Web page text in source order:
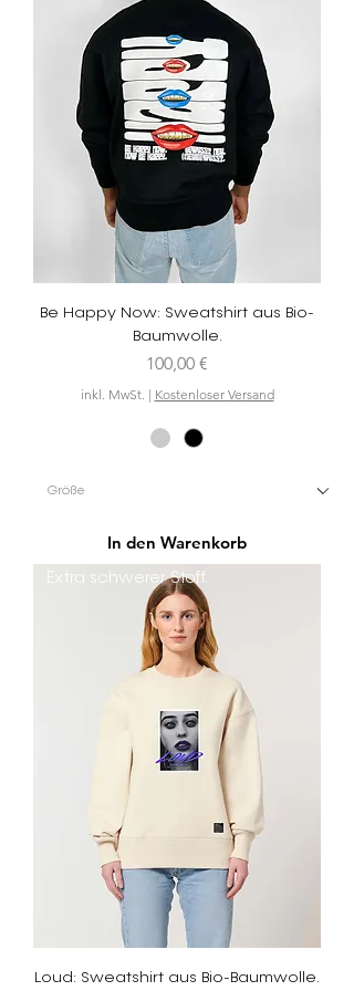
Be Happy Now: Sweatshirt aus Bio-
Baumwolle.
Preis
100,00 €
inkl. MwSt. | Kostenloser Versand
In den Warenkorb
Extra schwerer Stoff.
Loud: Sweatshirt aus Bio-Baumwolle.